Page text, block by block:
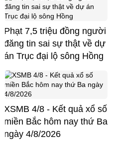
Phạt 7,5 triệu đồng người
đăng tin sai sự thật về dự
án Trục đại lộ sông Hồng
XSMB 4/8 - Kết quả xổ số
miền Bắc hôm nay thứ Ba
ngày 4/8/2026